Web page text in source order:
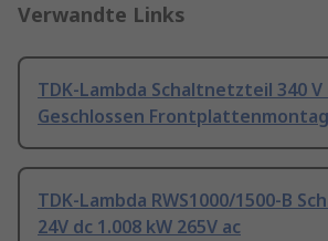
Verwandte Links
TDK-Lambda Schaltnetzteil 340 V
Geschlossen
TDK-Lambda RWS1000/1500-B
24V dc 1.008 kW 265V ac